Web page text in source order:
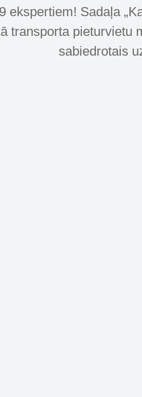
ekspertiem! Sadaļa
transporta pieturvietu
sabiedrotais